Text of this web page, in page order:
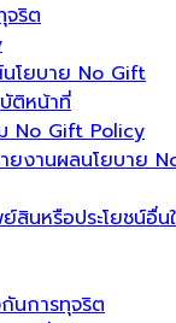
จริต
โยบาย No Gift
ติหน้าที่
No Gift Policy
ายงานผลนโยบาย
สินหรือประโยชน์อื่น
นการทุจริต